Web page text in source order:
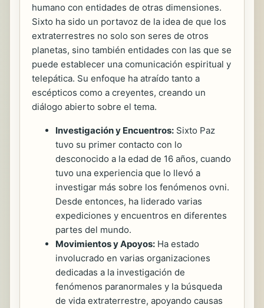
humano con entidades de otras dimensiones.
Sixto ha sido un portavoz de la idea de que los
extraterrestres no solo son seres de otros
planetas, sino también entidades con las que se
puede establecer una comunicación espiritual y
telepática. Su enfoque ha atraído tanto a
escépticos como a creyentes, creando un
diálogo abierto sobre el tema.
Investigación y Encuentros: Sixto Paz
tuvo su primer contacto con lo
desconocido a la edad de 16 años, cuando
tuvo una experiencia que lo llevó a
investigar más sobre los fenómenos ovni.
Desde entonces, ha liderado varias
expediciones y encuentros en diferentes
partes del mundo.
Movimientos y Apoyos: Ha estado
involucrado en varias organizaciones
dedicadas a la investigación de
fenómenos paranormales y la búsqueda
de vida extraterrestre, apoyando causas